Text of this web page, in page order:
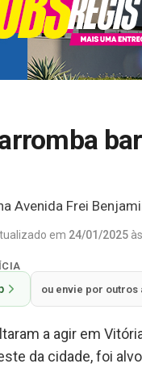
Avenida Frei
em 24/01/2025
ou envie por outros
a agir em
da cidade, foi